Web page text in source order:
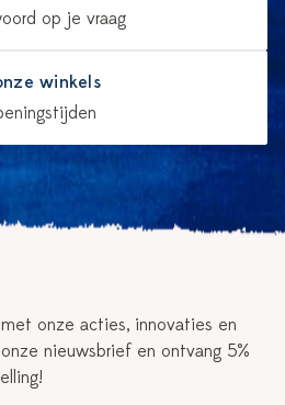
op je vraag
winkels
onze acties, innovaties en
nieuwsbrief en ontvang 5%